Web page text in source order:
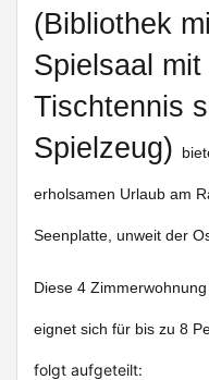
(Bibliothek
Spielsaal
Tischtennis
Spielzeug)
erholsamen Urlaub am
Seenplatte, unweit der
Diese 4
eignet sich für bis zu 8
folgt aufgeteilt: